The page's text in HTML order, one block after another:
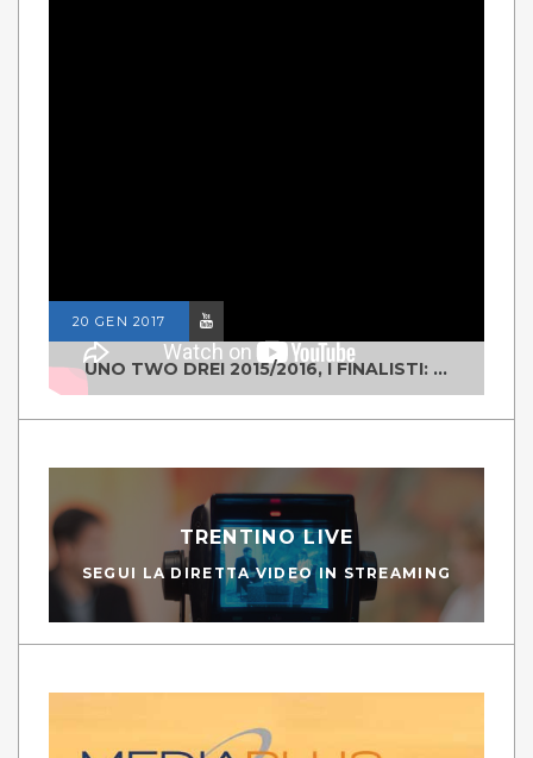
20 GEN 2017
UNO TWO DREI 2015/2016, I FINALISTI: CLASSE IV ALS ISTITUTO "DEGASPERI" BORGO VALSUGANA
TRENTINO LIVE
SEGUI LA DIRETTA VIDEO IN STREAMING